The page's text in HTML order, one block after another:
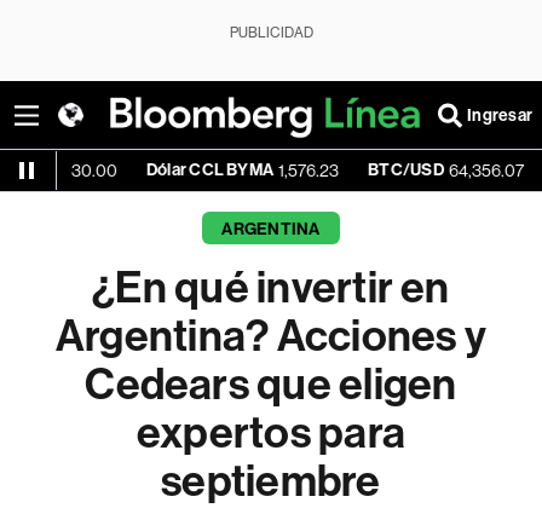
PUBLICIDAD
Ingresar
Dólar CCL BYMA 1,576.23 BTC/USD 64,356.07 -0.06%
ARGENTINA
¿En qué invertir en
Argentina? Acciones y
Cedears que eligen
expertos para
septiembre